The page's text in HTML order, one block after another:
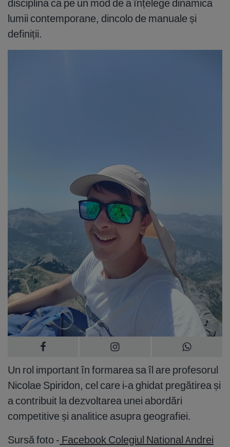
disciplina ca pe un mod de a înțelege dinamica
lumii contemporane, dincolo de manuale și
definiții.
Un rol important în formarea sa îl are profesorul
Nicolae Spiridon, cel care i-a ghidat pregătirea și
a contribuit la dezvoltarea unei abordări
competitive și analitice asupra geografiei.
Sursă foto - Facebook Colegiul National Andrei